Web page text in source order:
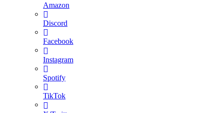
Amazon
Discord
Facebook
Instagram
Spotify
TikTok